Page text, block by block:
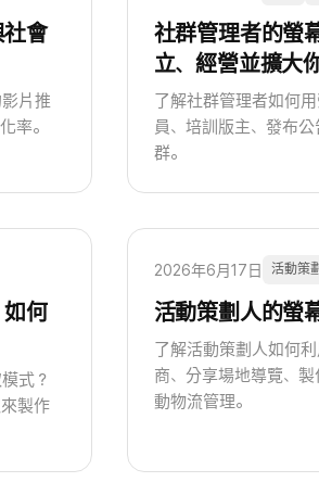
會
片推
率。
社群管理者的螢
立、經營並擴大
了解社群管理者如何
員、培訓版主、發布
群。
何
式？
製作
2026年6月17日 活動策劃
活動策劃人的螢
了解活動策劃人如何
商、分享場地導覽、
動物流管理。